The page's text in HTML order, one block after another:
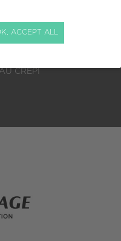
ACCEPT ALL
CREPI